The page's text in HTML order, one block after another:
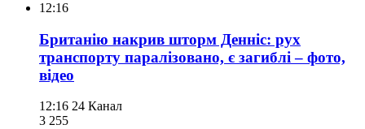
12:16
Британію накрив шторм Денніс: рух
транспорту паралізовано, є загиблі – фото,
відео
12:16 24 Канал
3 255